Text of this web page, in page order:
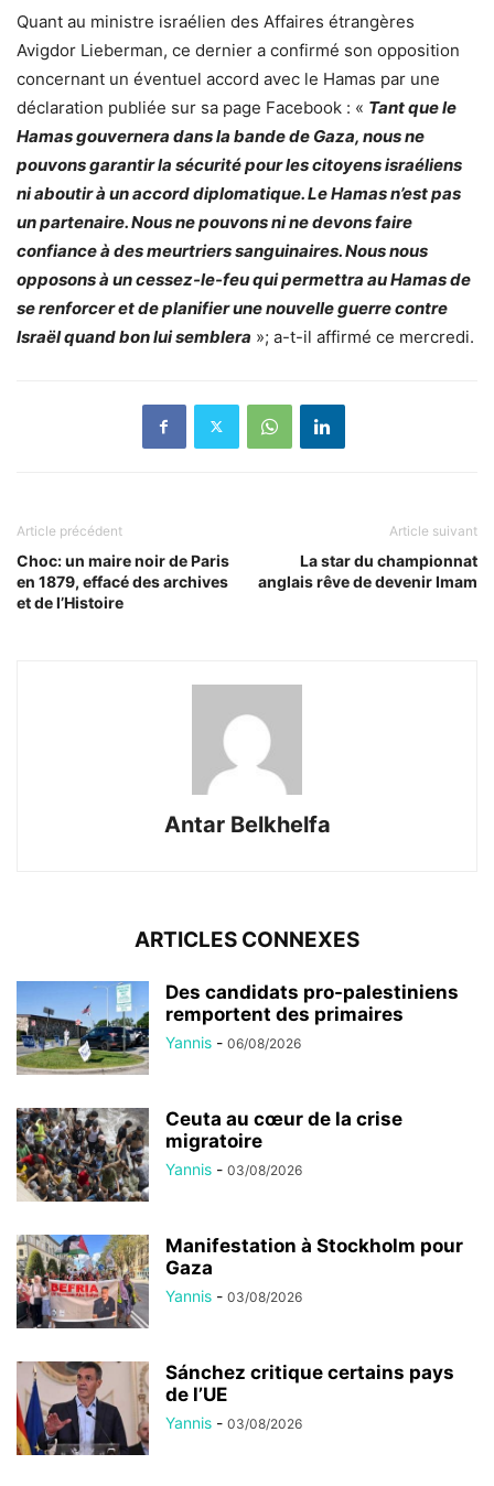
Quant au ministre israélien des Affaires étrangères
Avigdor Lieberman, ce dernier a confirmé son opposition
concernant un éventuel accord avec le Hamas par une
déclaration publiée sur sa page Facebook : « Tant que le
Hamas gouvernera dans la bande de Gaza, nous ne
pouvons garantir la sécurité pour les citoyens israéliens
ni aboutir à un accord diplomatique. Le Hamas n’est pas
un partenaire. Nous ne pouvons ni ne devons faire
confiance à des meurtriers sanguinaires. Nous nous
opposons à un cessez-le-feu qui permettra au Hamas de
se renforcer et de planifier une nouvelle guerre contre
Israël quand bon lui semblera »; a-t-il affirmé ce mercredi.
Article précédent
Choc: un maire noir de Paris
en 1879, effacé des archives
et de l’Histoire
Article suivant
La star du championnat
anglais rêve de devenir Imam
Antar Belkhelfa
ARTICLES CONNEXES
Des candidats pro-palestiniens
remportent des primaires
Yannis - 06/08/2026
Ceuta au cœur de la crise
migratoire
Yannis - 03/08/2026
Manifestation à Stockholm pour
Gaza
Yannis - 03/08/2026
Sánchez critique certains pays
de l’UE
Yannis - 03/08/2026